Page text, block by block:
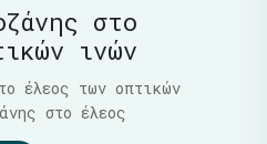
στο
ινών
έλεος των οπτικών
στο έλεος